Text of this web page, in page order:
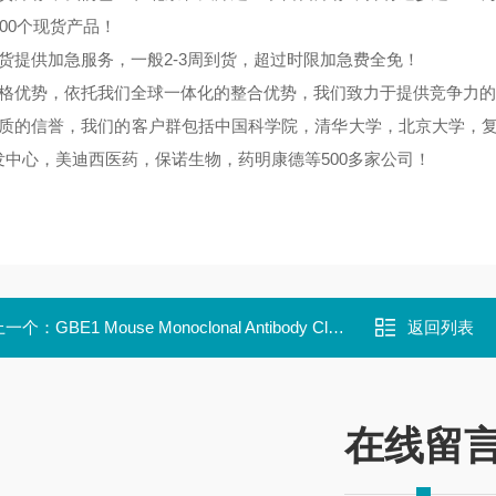
个现货产品！
提供加急服务，一般2-3周到货，超过时限加急费全免！
优势，依托我们全球一体化的整合优势，我们致力于提供竞争力
的信誉，我们的客户群包括中国科学院，清华大学，北京大学，
中心，美迪西医药，保诺生物，药明康德等500多家公司！
一个： GBE1 Mouse Monoclonal Antibody Clone ID: LBI3B4 返回列表
在线留